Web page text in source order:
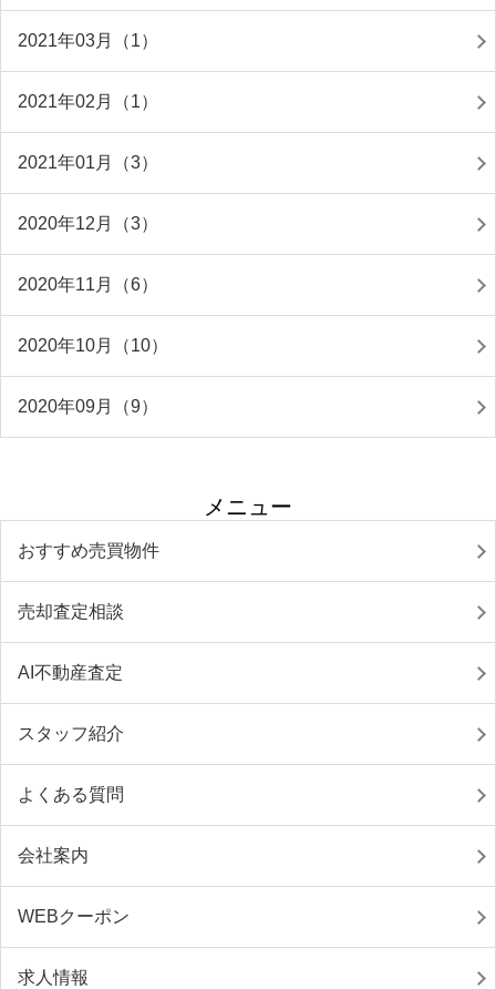
2021年03月（1）
2021年02月（1）
2021年01月（3）
2020年12月（3）
2020年11月（6）
2020年10月（10）
2020年09月（9）
メニュー
おすすめ売買物件
売却査定相談
AI不動産査定
スタッフ紹介
よくある質問
会社案内
WEBクーポン
求人情報